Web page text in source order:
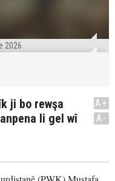
2026
ji bo rewşa
li gel wî
A+
A-